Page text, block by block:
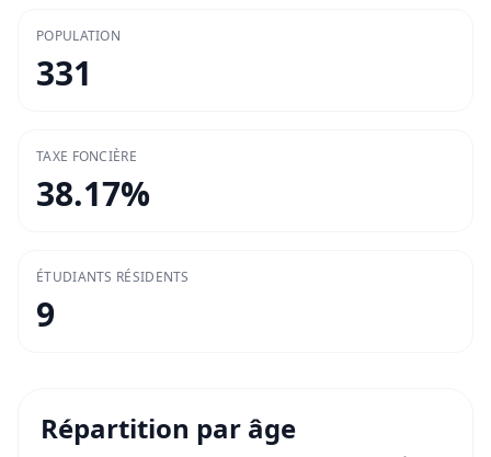
POPULATION
331
TAXE FONCIÈRE
38.17%
ÉTUDIANTS RÉSIDENTS
9
Répartition par âge